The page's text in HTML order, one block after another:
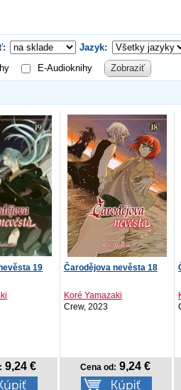
Jazyk:
E-Audioknihy Zobraziť
19
9,24 €
Čarodějova nevěsta 18
Koré Yamazaki
Crew, 2023
Cena od: 9,24 €